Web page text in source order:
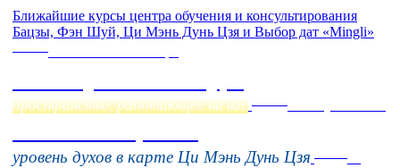
Ближайшие курсы центра обучения и консультирования
Бацзы, Фэн Шуй, Ци Мэнь Дунь Цзя и Выбор дат «Mingli»
пространство, работающее на вас
уровень духов в карте Ци Мэнь Дунь Цзя